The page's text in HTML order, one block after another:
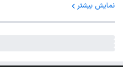
نمایش بیشتر